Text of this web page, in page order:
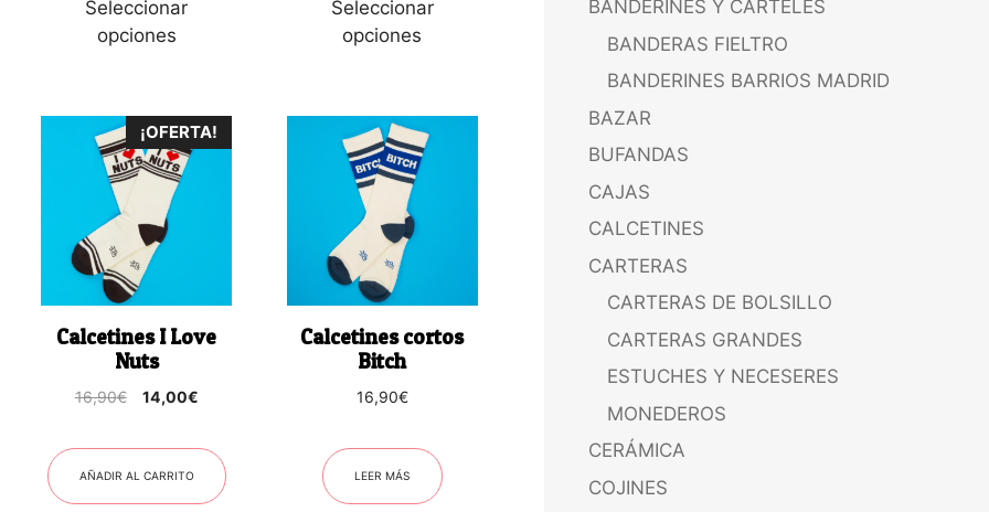
Seleccionar
opciones
página
Seleccionar
opciones
página
¡OFERTA!
Calcetines I Love
Nuts
16,90€
El
14,00€El
14,00€.
AÑADIR AL CARRITO
Calcetines cortos
Bitch
16,90€
LEER MÁS
BANDERINES Y CARTELES
BANDERAS FIELTRO
BANDERINES BARRIOS MADRID
BAZAR
BUFANDAS
CAJAS
CALCETINES
CARTERAS
CARTERAS DE BOLSILLO
CARTERAS GRANDES
ESTUCHES Y NECESERES
MONEDEROS
CERÁMICA
COJINES